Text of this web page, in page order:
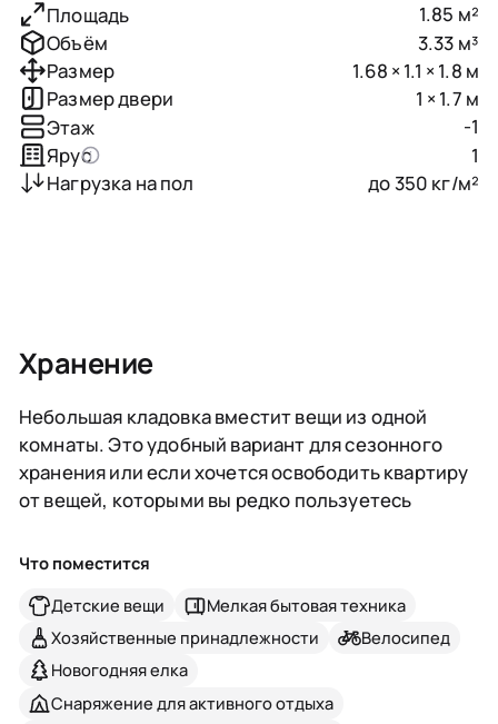
Площадь
1.85 м²
Объём
3.33 м³
Размер
1.68 × 1.1 × 1.8 м
Размер двери
1 × 1.7 м
Этаж
-1
Ярус
1
Нагрузка на пол
до 350 кг/м²
Хранение
Небольшая кладовка вместит вещи из одной
комнаты. Это удобный вариант для сезонного
хранения или если хочется освободить квартиру
от вещей, которыми вы редко пользуетесь
Что поместится
Детские вещи
Мелкая бытовая техника
Хозяйственные принадлежности
Велосипед
Новогодняя елка
Снаряжение для активного отдыха